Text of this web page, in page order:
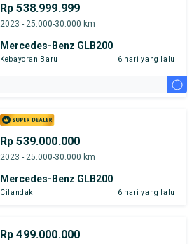
Rp 538.999.999
2023 - 25.000-30.000 km
Mercedes-Benz GLB200
Kebayoran Baru 6 hari yang lalu
i
Rp 539.000.000
2023 - 25.000-30.000 km
Mercedes-Benz GLB200
Cilandak 6 hari yang lalu
Rp 499.000.000